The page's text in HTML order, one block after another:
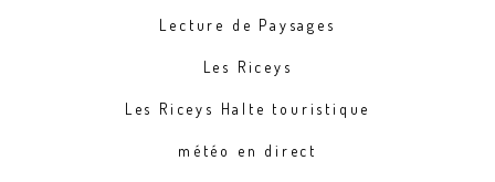
Lecture de Paysages
Les Riceys
Les Riceys Halte touristique
météo en direct